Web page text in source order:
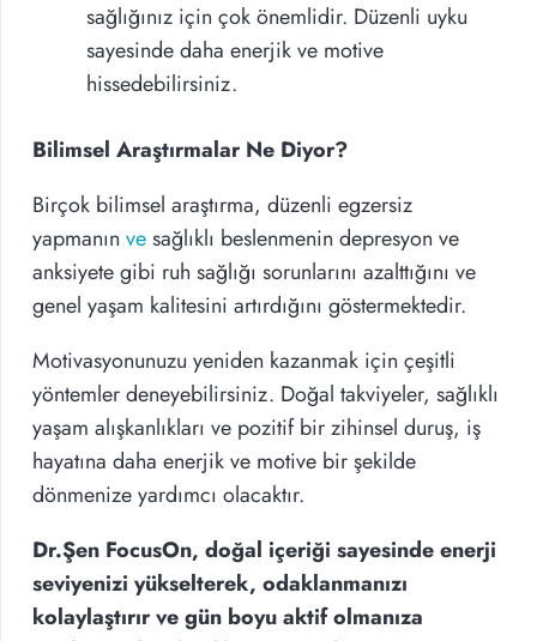
sağlığınız için çok önemlidir. Düzenli uyku
sayesinde daha enerjik ve motive
hissedebilirsiniz.
Bilimsel Araştırmalar Ne Diyor?
Birçok bilimsel araştırma, düzenli egzersiz
yapmanın vesağlıklı beslenmenin depresyon ve
anksiyete gibi ruh sağlığı sorunlarını azalttığını ve
genel yaşam kalitesini artırdığını göstermektedir.
Motivasyonunuzu yeniden kazanmak için çeşitli
yöntemler deneyebilirsiniz. Doğal takviyeler, sağlıklı
yaşam alışkanlıkları ve pozitif bir zihinsel duruş, iş
hayatına daha enerjik ve motive bir şekilde
dönmenize yardımcı olacaktır.
Dr.Şen FocusOn, doğal içeriği sayesinde enerji
seviyenizi yükselterek, odaklanmanızı
kolaylaştırır ve gün boyu aktif olmanıza